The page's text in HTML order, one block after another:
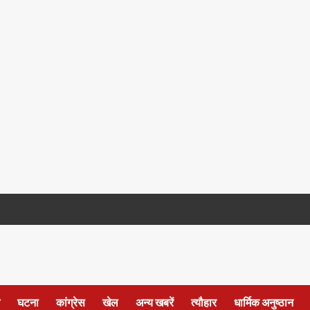
घटना कांग्रेस खेल अन्य खबरें त्यौहार धार्मिक अनुष्ठान